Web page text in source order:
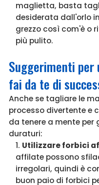
maglietta, basta
desiderata dall'orlo
grezzo così com'è o
più pulito.
Suggerimenti
fai da te di
Anche se tagliare le
processo divertente e
da tenere a mente
duraturi:
Utilizzare forbici
affilate possono
irregolari, quindi è
buon paio di forbici